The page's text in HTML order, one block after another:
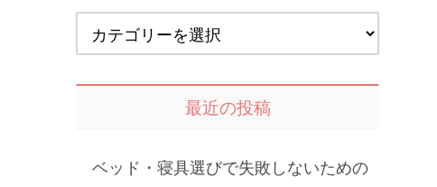
最近の投稿
ベッド・寝具選びで失敗しないための